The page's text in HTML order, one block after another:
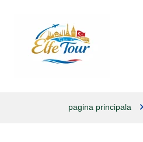
pagina principala